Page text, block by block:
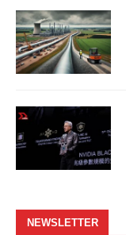
NEWSLETTER